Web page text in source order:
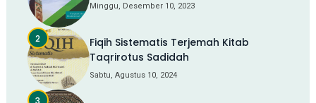
Minggu, Desember 10, 2023
Fiqih Sistematis Terjemah Kitab
Taqrirotus Sadidah
Sabtu, Agustus 10, 2024